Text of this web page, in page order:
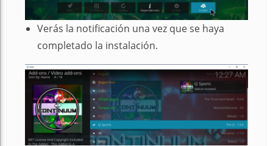
Verás la notificación una vez que se haya
completado la instalación.